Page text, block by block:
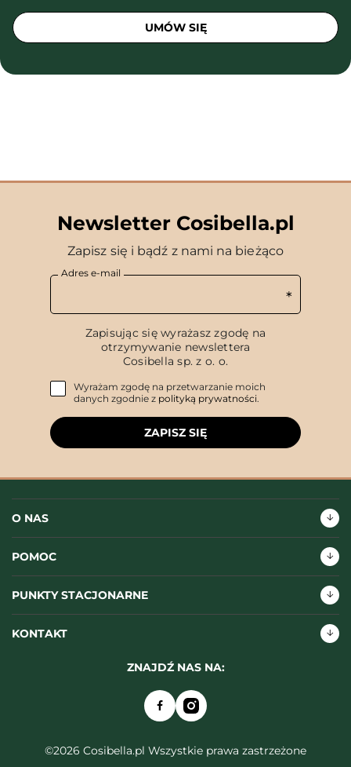
UMÓW SIĘ
Newsletter Cosibella.pl
Zapisz się i bądź z nami na bieżąco
Adres e-mail
Zapisując się wyrażasz zgodę na
otrzymywanie newslettera
Cosibella sp. z o. o.
Wyrażam zgodę na przetwarzanie moich
danych zgodnie z polityką prywatności.
ZAPISZ SIĘ
O NAS
POMOC
PUNKTY STACJONARNE
KONTAKT
ZNAJDŹ NAS NA:
©2026 Cosibella.pl Wszystkie prawa zastrzeżone